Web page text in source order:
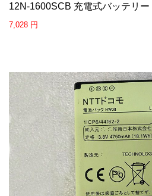
12N-1600SCB 充電式バッテリー
7,028 円